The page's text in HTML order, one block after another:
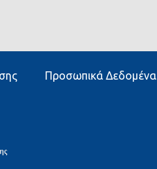
Προσωπικά Δεδομένα